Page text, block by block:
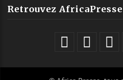
Retrouvez AfricaPresse